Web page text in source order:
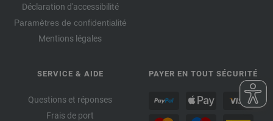
Déclaration d'accessibilité
Paramètres de confidentialité
Mentions légales
SERVICE & AIDE
Questions et réponses
Frais de port
PAYER EN TOUT SÉCURITÉ